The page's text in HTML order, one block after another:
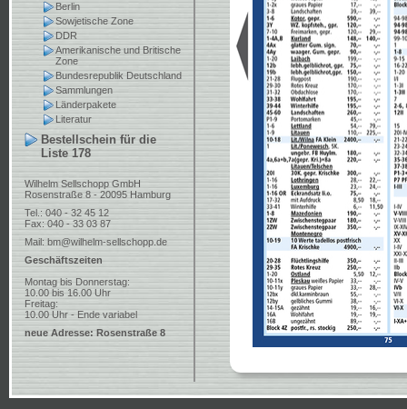
Berlin
Sowjetische Zone
DDR
Amerikanische und Britische
Zone
Bundesrepublik Deutschland
Sammlungen
Länderpakete
Literatur
Bestellschein für die
Liste 178
Wilhelm Sellschopp GmbH
Rosenstraße 8 - 20095 Hamburg
Tel.: 040 - 32 45 12
Fax: 040 - 33 03 87
Mail: bm@wilhelm-sellschopp.de
Geschäftszeiten
Montag bis Donnerstag:
10.00 bis 16.00 Uhr
Freitag:
10.00 Uhr - Ende variabel
neue Adresse: Rosenstraße 8